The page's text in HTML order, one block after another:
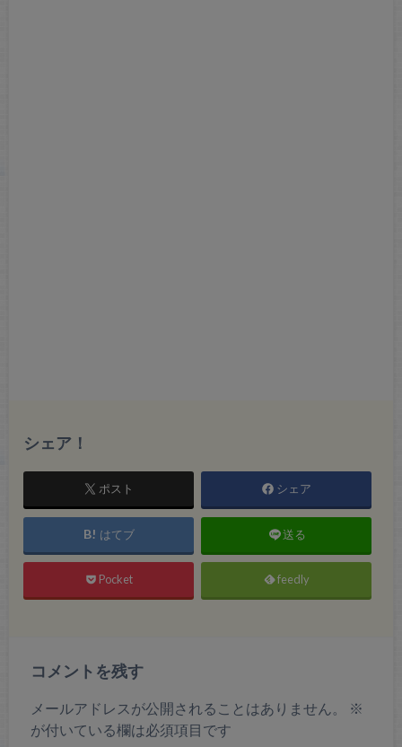
シェア！
ポスト シェア
はてブ 送る
Pocket feedly
コメントを残す
メールアドレスが公開されることはありません。
※
が付いている欄は必須項目です